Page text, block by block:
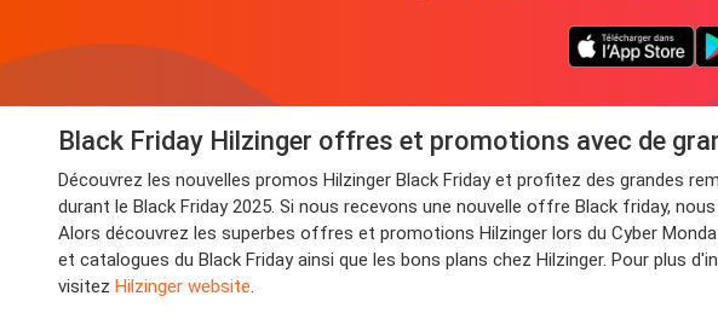
Black Friday Hilzinger offres et promotions avec de
Découvrez les nouvelles promos Hilzinger Black Friday et profitez des grandes
durant le Black Friday 2025. Si nous recevons une nouvelle offre Black friday,
Alors découvrez les superbes offres et promotions Hilzinger lors du Cyber
et catalogues du Black Friday ainsi que les bons plans chez Hilzinger. Pour plus
visitez Hilzinger website.